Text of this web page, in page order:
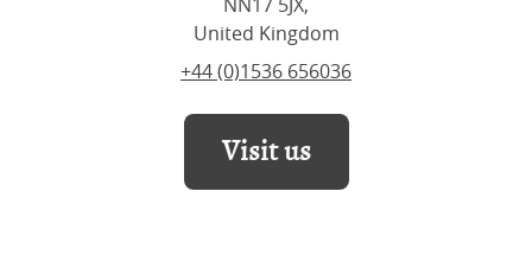
United Kingdom
+44 (0)1536 656036
Visit us